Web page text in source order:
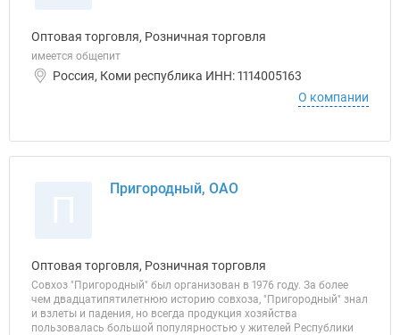
Оптовая торговля, Розничная торговля
имеется общепит
Россия, Коми республика ИНН: 1114005163
О компании
Пригородный, ОАО
Оптовая торговля, Розничная торговля
Совхоз "Пригородный" был организован в 1976 году. За более
чем двадцатипятилетнюю историю совхоза, "Пригородный" знал
и взлеты и падения, но всегда продукция хозяйства
пользовалась большой популярностью у жителей Республики